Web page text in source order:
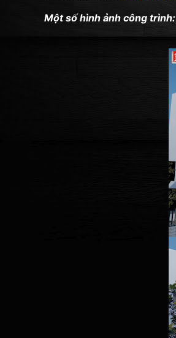
Một số hình ảnh công trình: